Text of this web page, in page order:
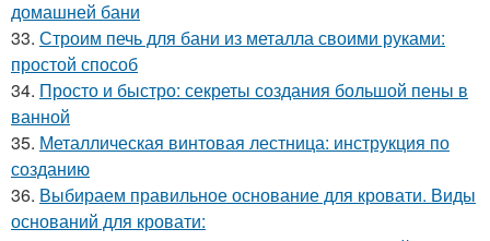
домашней бани
33. Строим печь для бани из металла своими руками:
простой способ
34. Просто и быстро: секреты создания большой пены в
ванной
35. Металлическая винтовая лестница: инструкция по
созданию
36. Выбираем правильное основание для кровати. Виды
оснований для кровати: